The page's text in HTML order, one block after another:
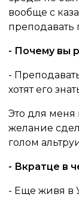
вообще с
преподавать
- Почему вы
-
хотят его
Это для
желание
голом
- Вкратце в
- Еще живя в